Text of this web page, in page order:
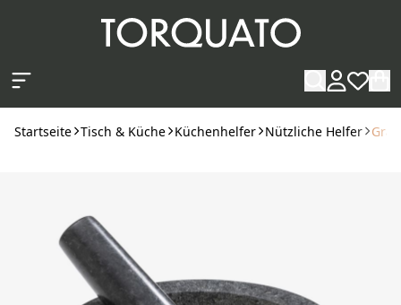
Startseite Tisch & Küche Küchenhelfer Nützliche Helfer